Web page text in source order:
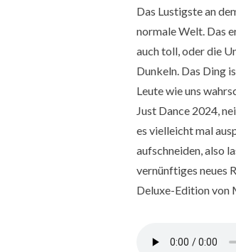
Das Lustigste an
normale Welt. Das
auch toll, oder die
Dunkeln. Das Ding
Leute wie uns
Just Dance 2024,
es vielleicht mal
aufschneiden, also
vernünftiges neues
Deluxe-Edition von